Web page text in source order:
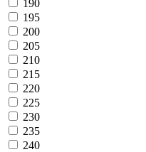
190
195
200
205
210
215
220
225
230
235
240